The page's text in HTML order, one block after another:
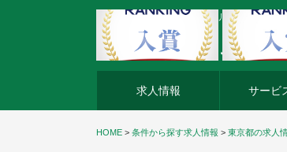
外資系企業の転職・キャリア転職ならア
求人情報 サービ
HOME > 条件から探す求人情報 > 東京都の求人